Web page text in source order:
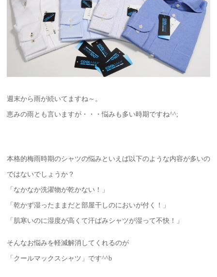
週末から雨が続いてますね～。
恵みの雨とも言いますが・・・悩みも多い時期ですね^^;
本格的梅雨時期のシャツの悩みといえば以下のような内容が多いの
ではないでしょうか？
「なかなか洗濯物が乾かない！」
「乾かず湿ったままだと部屋干しのにおいが付く！」
「肌寒いのに湿度が高くて汗ばみシャツが湿って不快！」
そんなお悩みを軽減解消してくれるのが
「クールマックスシャツ」です^^b